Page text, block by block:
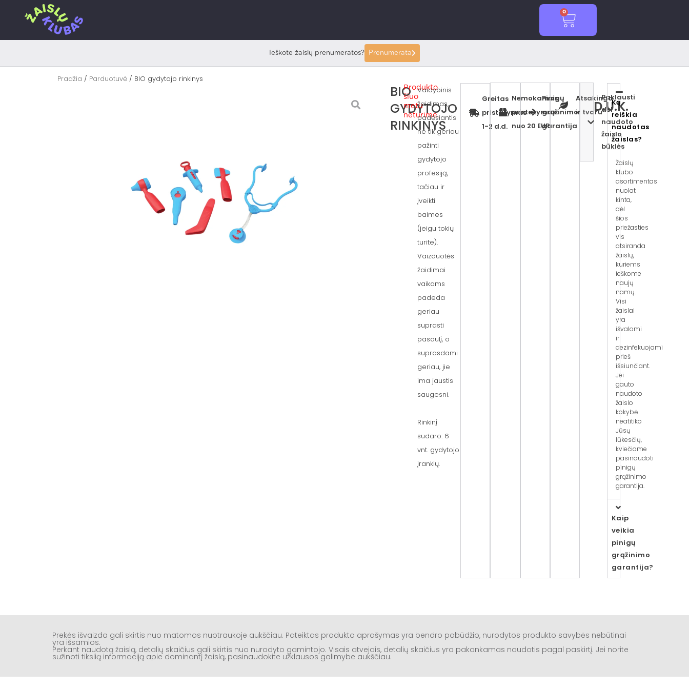
0
Cart
Ieškote žaislų prenumeratos? Prenumerata
Pradžia / Parduotuvė / BIO gydytojo rinkinys
BIO
GYDYTOJO
RINKINYS
Produkto
šiuo
metu
neturime.
Vaidybinis
žaidimas,
padėsiantis
ne tik geriau
pažinti
gydytojo
profesiją,
tačiau ir
įveikti
baimes
(jeigu tokių
turite).
Vaizduotės
žaidimai
vaikams
padeda
geriau
suprasti
pasaulį, o
suprasdami
geriau, jie
ima jaustis
saugesni.
Rinkinį
sudaro: 6
vnt. gydytojo
įrankių.
Greitas
pristatymas
1-2 d.d.
Nemokamas
pristatymas
nuo 20 EUR
Pinigų
grąžinimo
garantija
Atsakinga
ir tvaru
Paklausti
dėl
naudoto
žaislo
būklės
D.U.K.
Ką
reiškia
naudotas
žaislas?
Žaislų
klubo
asortimentas
nuolat
kinta,
dėl
šios
priežasties
vis
atsiranda
žaislų,
kuriems
ieškome
naujų
namų.
Visi
žaislai
yra
išvalomi
ir
dezinfekuojami
prieš
išsiunčiant.
Jei
gauto
naudoto
žaislo
kokybė
neatitiko
Jūsų
lūkesčių,
kviečiame
pasinaudoti
pinigų
grąžinimo
garantija.
Kaip
veikia
pinigų
grąžinimo
garantija?
Prekės išvaizda gali skirtis nuo matomos nuotraukoje aukščiau. Pateiktas produkto aprašymas yra bendro pobūdžio, nurodytos produkto savybės nebūtinai
yra išsamios.
Perkant naudotą žaislą, detalių skaičius gali skirtis nuo nurodyto gamintojo. Visais atvejais, detalių skaičius yra pakankamas naudotis pagal paskirtį. Jei norite
sužinoti tikslią informaciją apie dominantį žaislą, pasinaudokite užklausos galimybe aukščiau.